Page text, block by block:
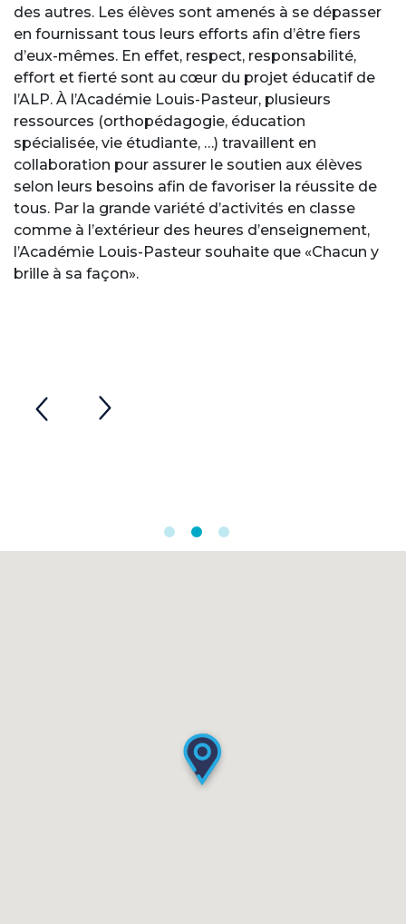
des autres. Les élèves sont amenés à se dépasser
en fournissant tous leurs efforts afin d’être fiers
d’eux-mêmes. En effet, respect, responsabilité,
effort et fierté sont au cœur du projet éducatif de
l’ALP. À l’Académie Louis-Pasteur, plusieurs
ressources (orthopédagogie, éducation
spécialisée, vie étudiante, …) travaillent en
collaboration pour assurer le soutien aux élèves
selon leurs besoins afin de favoriser la réussite de
tous. Par la grande variété d’activités en classe
comme à l’extérieur des heures d’enseignement,
l’Académie Louis-Pasteur souhaite que «Chacun y
brille à sa façon».